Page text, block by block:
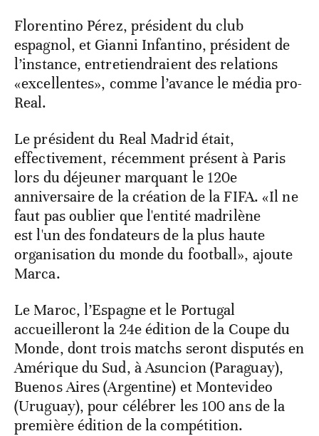
Florentino Pérez, président du club
espagnol, et Gianni Infantino, président de
l’instance, entretiendraient des relations
«excellentes», comme l’avance le média pro-
Real.
Le président du Real Madrid était,
effectivement, récemment présent à Paris
lors du déjeuner marquant le 120e
anniversaire de la création de la FIFA. «Il ne
faut pas oublier que l'entité madrilène
est l'un des fondateurs de la plus haute
organisation du monde du football», ajoute
Marca.
Le Maroc, l’Espagne et le Portugal
accueilleront la 24e édition de la Coupe du
Monde, dont trois matchs seront disputés en
Amérique du Sud, à Asuncion (Paraguay),
Buenos Aires (Argentine) et Montevideo
(Uruguay), pour célébrer les 100 ans de la
première édition de la compétition.